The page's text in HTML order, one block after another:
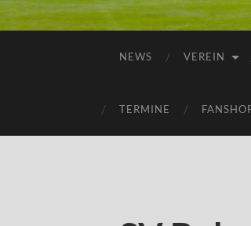
NEWS VEREIN
TERMINE